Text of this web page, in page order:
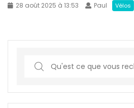
28 août 2025 à 13:53 Paul Vélos
r